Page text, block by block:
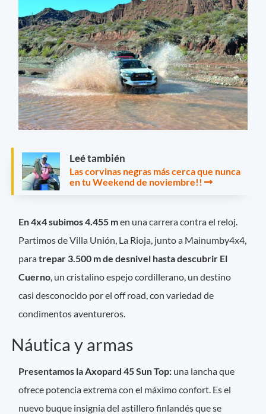
Leé también
Las corvinas negras más cerca que nunca
en tu Weekend de noviembre!!
En 4x4 subimos 4.455 men una carrera contra el reloj.
Partimos de Villa Unión, La Rioja, junto a Mainumby4x4,
paratrepar 3.500 m de desnivel hasta descubrir El
Cuerno , un cristalino espejo cordillerano, un destino
casi desconocido por el off road, con variedad de
condimentos aventureros.
Náutica y armas
Presentamos la Axopard 45 Sun Top: una lancha que
ofrece potencia extrema con el máximo confort. Es el
nuevo buque insignia del astillero finlandés que se